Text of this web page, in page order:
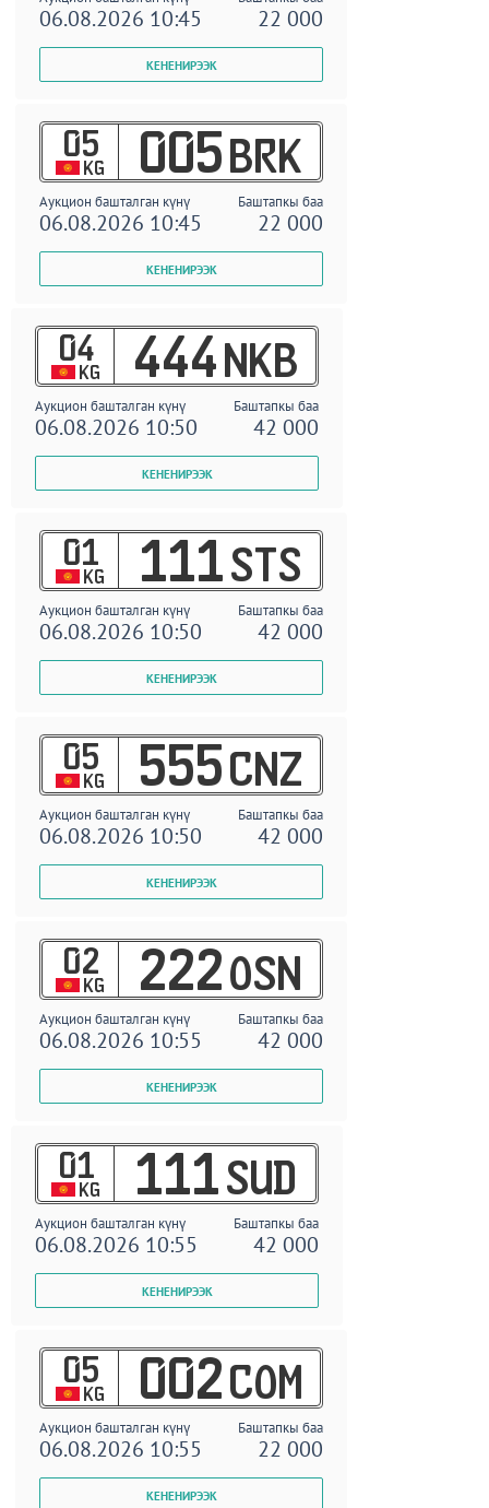
06.08.2026 10:45 22 000
05
KG 005 BRK
Аукцион башталган күнү Баштапкы баа
06.08.2026 10:45 22 000
04
KG 444 NKB
Аукцион башталган күнү Баштапкы баа
06.08.2026 10:50 42 000
01
KG 111 STS
Аукцион башталган күнү Баштапкы баа
06.08.2026 10:50 42 000
05
KG 555 CNZ
Аукцион башталган күнү Баштапкы баа
06.08.2026 10:50 42 000
02
KG 222 OSN
Аукцион башталган күнү Баштапкы баа
06.08.2026 10:55 42 000
01
KG 111 SUD
Аукцион башталган күнү Баштапкы баа
06.08.2026 10:55 42 000
05
KG 002 COM
Аукцион башталган күнү Баштапкы баа
06.08.2026 10:55 22 000